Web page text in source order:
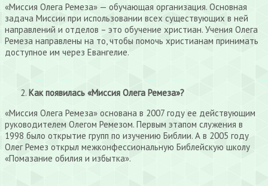
«Миссия Олега Ремеза» — обучающая организация. Основная
задача Миссии при использовании всех существующих в ней
направлений и отделов – это обучение христиан. Учения Олега
Ремеза направлены на то, чтобы помочь христианам принимать
доступное им через Евангелие.
Как появилась «Миссия Олега Ремеза»?
«Миссия Олега Ремеза» основана в 2007 году ее действующим
руководителем Олегом Ремезом. Первым этапом служения в
1998 было открытие групп по изучению Библии. А в 2005 году
Олег Ремез открыл межконфессиональную Библейскую школу
«Помазание обилия и избытка».